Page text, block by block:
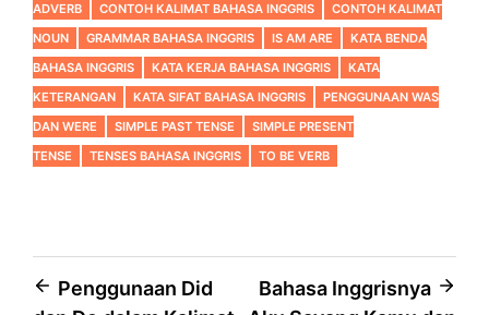
ADVERB
CONTOH KALIMAT BAHASA INGGRIS
CONTOH KALIMAT
NOUN
GRAMMAR BAHASA INGGRIS IS AM ARE
KATA BENDA
BAHASA INGGRIS
KATA KERJA BAHASA INGGRIS
KATA
KETERANGAN
KATA SIFAT BAHASA INGGRIS
PENGGUNAAN WAS
DAN WERE
SIMPLE PAST TENSE
SIMPLE PRESENT
TENSE
TENSES BAHASA INGGRIS TO BE VERB
Post
Penggunaan Did
Bahasa Inggrisnya